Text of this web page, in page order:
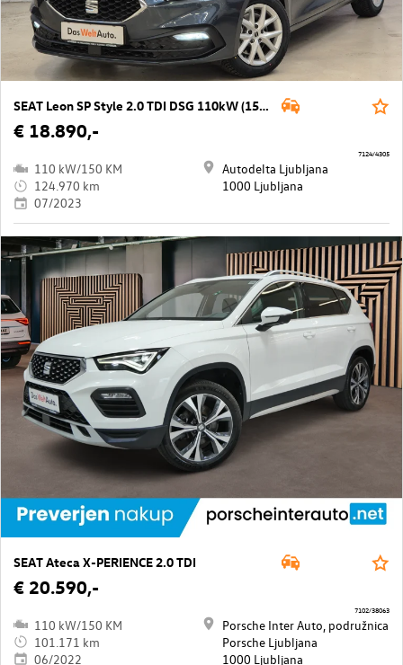
SEAT Leon SP Style 2.0 TDI DSG 110kW (150KM)
€ 18.890,-
110 kW/150 KM
124.970 km
07/2023
Autodelta Ljubljana
1000 Ljubljana
7124/4305
SEAT Ateca X-PERIENCE 2.0 TDI
€ 20.590,-
110 kW/150 KM
101.171 km
06/2022
Porsche Inter Auto, podružnica
Porsche Ljubljana
1000 Ljubljana
7102/38063